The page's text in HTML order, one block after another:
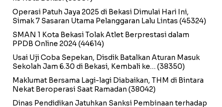
Operasi Patuh Jaya 2025 di Bekasi Dimulai Hari Ini,
Simak 7 Sasaran Utama Pelanggaran Lalu Lintas (45324)
SMAN 1 Kota Bekasi Tolak Atlet Berprestasi dalam
PPDB Online 2024(44614)
Usai Uji Coba Sepekan, Disdik Batalkan Aturan Masuk
Sekolah Jam 6.30 di Bekasi, Kembali ke… (38350)
Maklumat Bersama Lagi-lagi Diabaikan, THM di Bintara
Nekat Beroperasi Saat Ramadan (38042)
Dinas Pendidikan Jatuhkan Sanksi Pembinaan terhadap